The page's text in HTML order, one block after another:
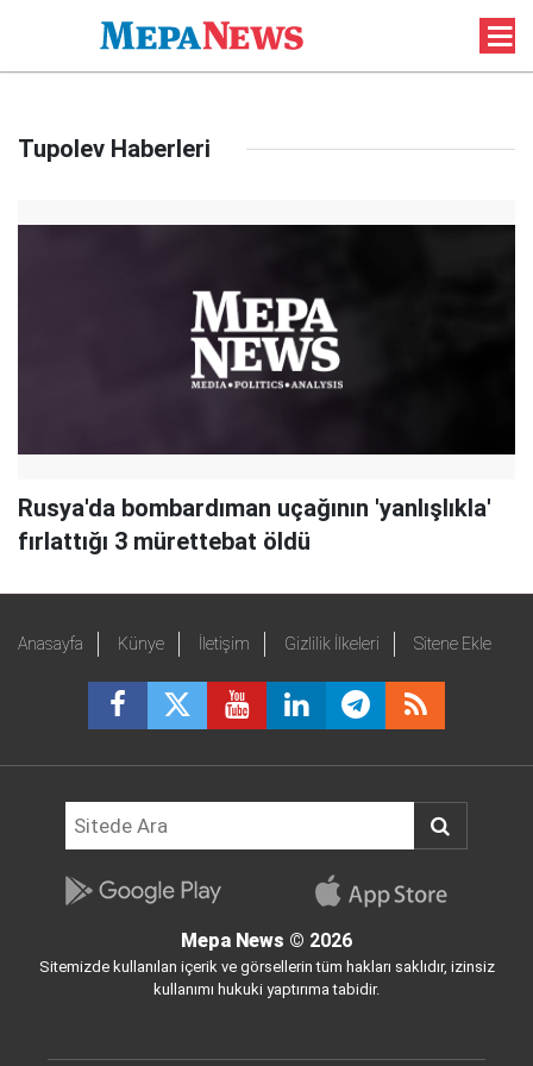
Tupolev Haberleri
Rusya'da bombardıman uçağının 'yanlışlıkla'
fırlattığı 3 mürettebat öldü
Anasayfa Künye İletişim Gizlilik İlkeleri Sitene Ekle
Mepa News © 2026
Sitemizde kullanılan içerik ve görsellerin tüm hakları saklıdır, izinsiz
kullanımı hukuki yaptırıma tabidir.